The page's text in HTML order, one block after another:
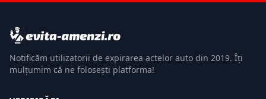
Notificăm utilizatorii de expirarea actelor auto din 2019. Îți
mulțumim că ne folosești platforma!